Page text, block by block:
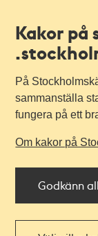
Kakor på
På
sammanställa
fungera på ett
Om kakor på
Godkänn